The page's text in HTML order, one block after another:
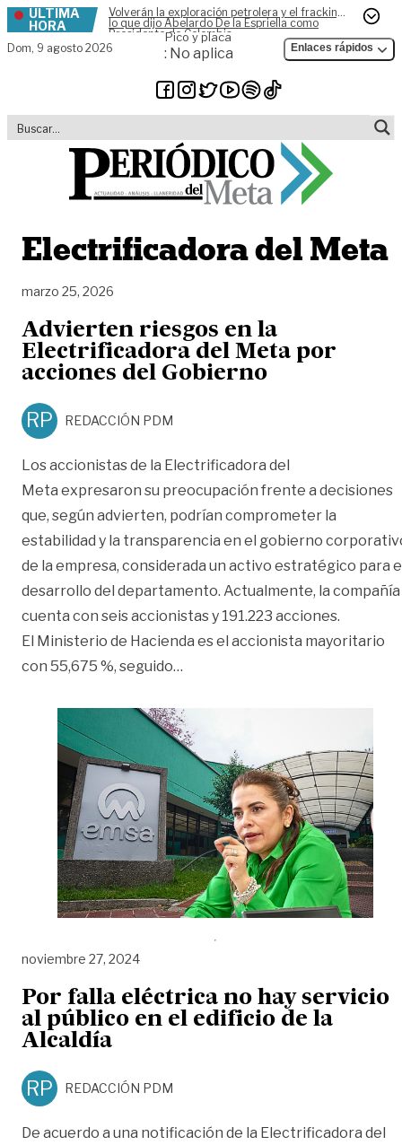
Skip to content
ÚLTIMA
HORA
Volverán la exploración petrolera y el fracking,
lo que dijo Abelardo De la Espriella como
Presidente de Colombia
Dom, 9 agosto 2026
Pico y placa
: No aplica Enlaces rápidos
Electrificadora del Meta
marzo 25, 2026
Advierten riesgos en la
Electrificadora del Meta por
acciones del Gobierno
RP REDACCIÓN PDM
Los accionistas de la Electrificadora del
Meta expresaron su preocupación frente a decisiones
que, según advierten, podrían comprometer la
estabilidad y la transparencia en el gobierno
de la empresa, considerada un activo estratégico para
desarrollo del departamento. Actualmente, la compañía
cuenta con seis accionistas y 191.223 acciones.
El Ministerio de Hacienda es el accionista mayoritario
con 55,675 %, seguido…
noviembre 27, 2024
Por falla eléctrica no hay servicio
al público en el edificio de la
Alcaldía
RP REDACCIÓN PDM
De acuerdo a una notificación de la Electrificadora del